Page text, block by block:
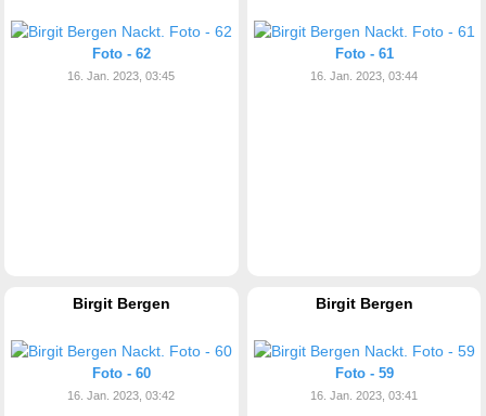
Foto - 62
16. Jan. 2023, 03:45
Foto - 61
16. Jan. 2023, 03:44
Birgit Bergen
Foto - 60
16. Jan. 2023, 03:42
Birgit Bergen
Foto - 59
16. Jan. 2023, 03:41